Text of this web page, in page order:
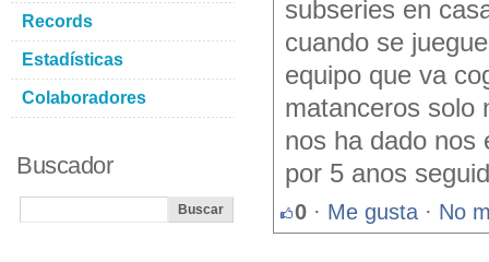
subseries en
cuando se
equipo que va
matanceros solo
nos ha dado nos
por 5 anos
0 · Me gusta · No
Records
Estadísticas
Colaboradores
Buscador